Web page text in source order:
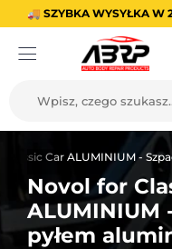
🚚 SZYBKA WYSYŁKA W
Car ALUMINIUM -
Novol for
ALUMINIUM
pyłem